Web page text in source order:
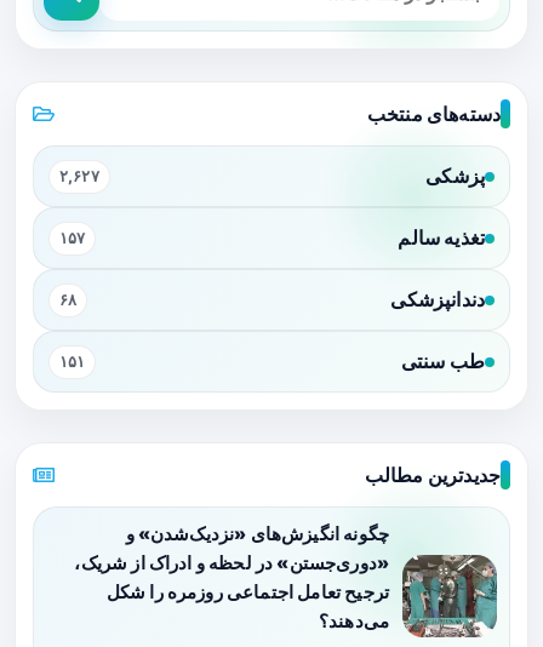
دسته‌های منتخب
پزشکی ۲,۶۲۷
تغذیه سالم ۱۵۷
دندانپزشکی ۶۸
طب سنتی ۱۵۱
جدیدترین مطالب
چگونه انگیزش‌های «نزدیک‌شدن» و
«دوری‌جستن» در لحظه و ادراک از شریک،
ترجیح تعامل اجتماعی روزمره را شکل
می‌دهند؟